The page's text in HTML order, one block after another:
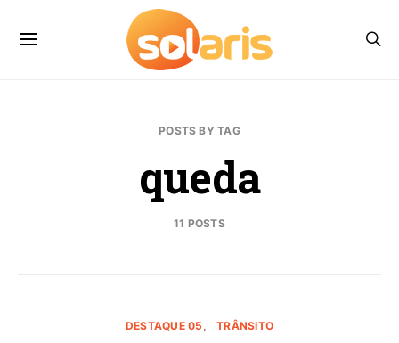
POSTS BY TAG
queda
11 POSTS
DESTAQUE 05 TRÂNSITO